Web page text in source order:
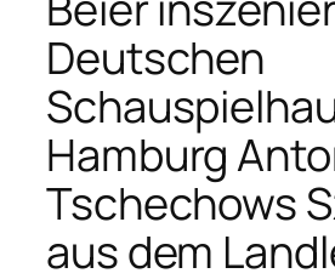
Deutschen
Hamburg
Tschechows
aus dem